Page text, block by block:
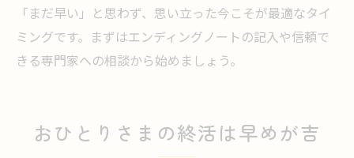
「まだ早い」と思わず、思い立った今こそが最適なタイ
ミングです。まずはエンディングノートの記入や信頼で
きる専門家への相談から始めましょう。
おひとりさまの終活は早めが吉